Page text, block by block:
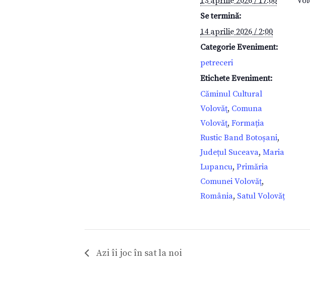
Se termină:
14 aprilie 2026 / 2:00
Categorie Eveniment:
petreceri
Etichete Eveniment:
Căminul Cultural
Volovăț, Comuna
Volovăț, Formația
Rustic Band Botoșani,
Județul Suceava, Maria
Lupancu, Primăria
Comunei Volovăț,
România, Satul Volovăț
Azi îi joc în sat la noi